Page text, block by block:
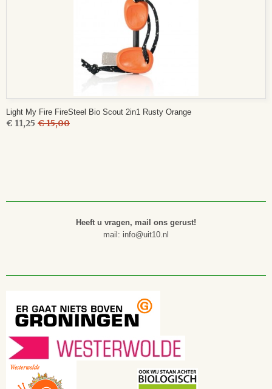
Light My Fire FireSteel Bio Scout 2in1 Rusty Orange
€ 11,25 € 15,00
Heeft u vragen, mail ons gerust!
mail: info@uit10.nl